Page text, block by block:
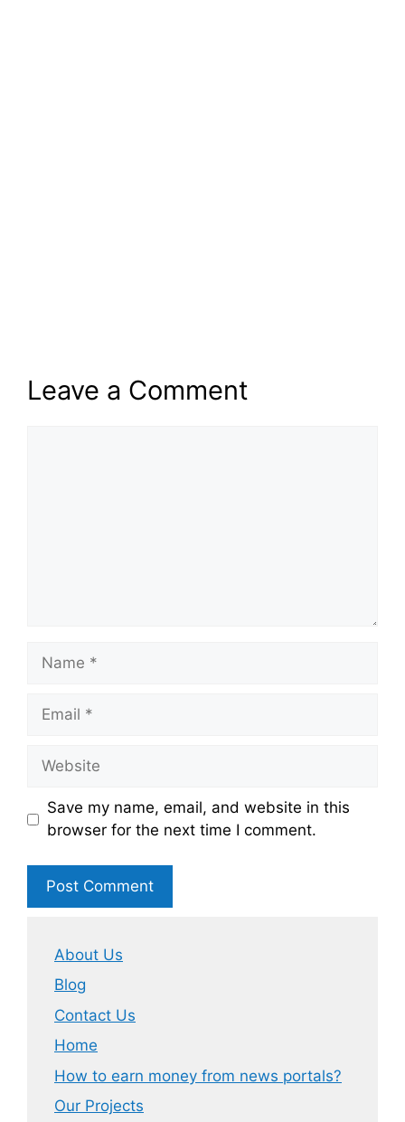
Leave a Comment
Name
Email
Website
Save my name, email, and website in this
browser for the next time I comment.
About Us
Blog
Contact Us
Home
How to earn money from news portals?
Our Projects